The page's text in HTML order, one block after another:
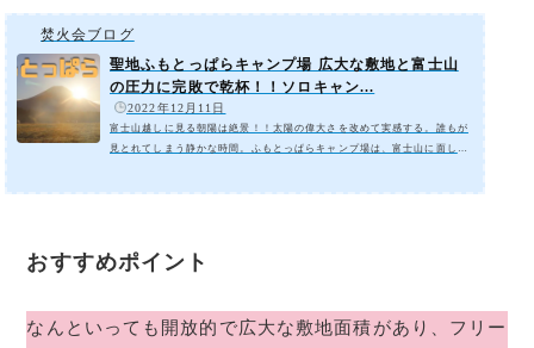
焚火会ブログ
聖地ふもとっぱらキャンプ場 広大な敷地と富士山
の圧力に完敗で乾杯！！ソロキャン...
️2022年12月11日
富士山越しに見る朝陽は絶景！！太陽の偉大さを改めて実感する。誰もが
見とれてしまう静かな時間。ふもとっぱらキャンプ場は、富士山に面して
トイレなどの不安要素を気にする妻がいるため、なるべく高規格なキャン
プ場を選んでいましたが、この度日頃...
おすすめポイント
なんといっても開放的で広大な敷地面積があり、フリー